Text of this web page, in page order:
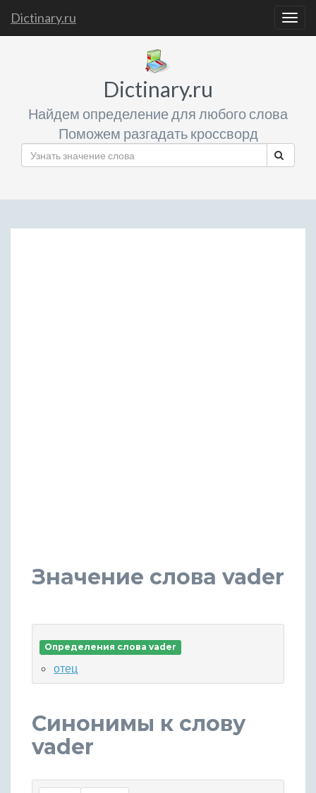
Dictinary.ru
Dictinary.ru
Найдем определение для любого слова
Поможем разгадать кроссворд
Значение слова vader
Определения слова vader
отец
Синонимы к слову
vader